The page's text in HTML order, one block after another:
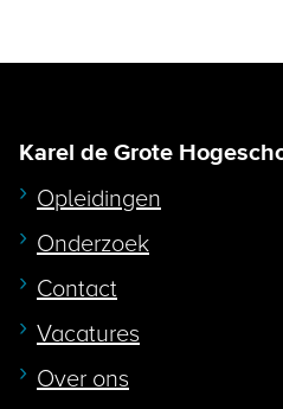
Karel de Grote
Opleidingen
Onderzoek
Contact
Vacatures
Over ons